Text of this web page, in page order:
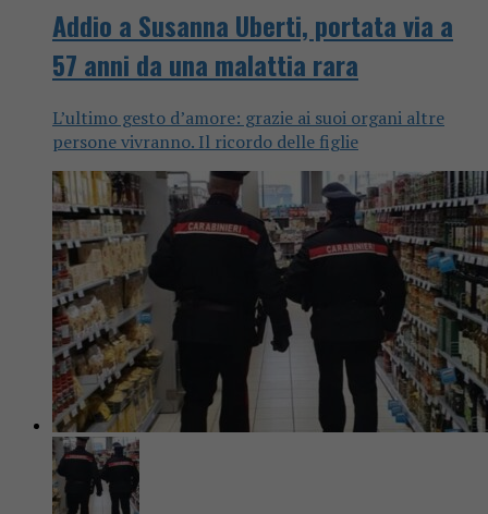
Addio a Susanna Uberti, portata via a
57 anni da una malattia rara
L’ultimo gesto d’amore: grazie ai suoi organi altre
persone vivranno. Il ricordo delle figlie